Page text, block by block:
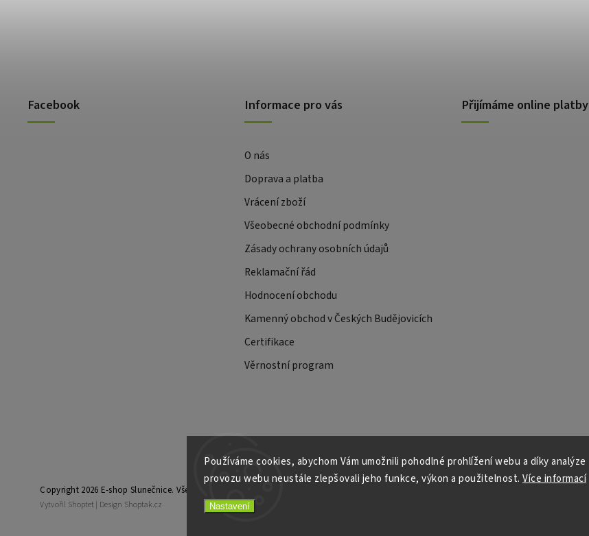
Používáme cookies, abychom Vám umožnili pohodlné prohlížení webu a díky analýze
provozu webu neustále zlepšovali jeho funkce, výkon a použitelnost. Více informací
Nastavení
Facebook Informace pro vás
O nás
Doprava a platba
Vrácení zboží
Všeobecné obchodní podmínky
Zásady ochrany osobních údajů
Reklamační řád
Hodnocení obchodu
Kamenný obchod v Českých Budějovicích
Certifikace
Věrnostní program
Přijímáme online platby
Copyright 2026 E-shop Slunečnice. Všechna práva vyhrazena.
Vytvořil Shoptet | Design Shoptak.cz